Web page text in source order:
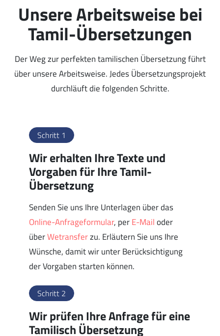
Unsere Arbeitsweise bei
Tamil-Übersetzungen
Der Weg zur perfekten tamilischen Übersetzung führt
über unsere Arbeitsweise. Jedes Übersetzungsprojekt
durchläuft die folgenden Schritte.
Schritt 1
Wir erhalten Ihre Texte und
Vorgaben für Ihre Tamil-
Übersetzung
Senden Sie uns Ihre Unterlagen über das
Online-Anfrageformular, perE-Mailoder
überWetransferzu. Erläutern Sie uns Ihre
Wünsche, damit wir unter Berücksichtigung
der Vorgaben starten können.
Schritt 2
Wir prüfen Ihre Anfrage für eine
Tamilisch Übersetzung